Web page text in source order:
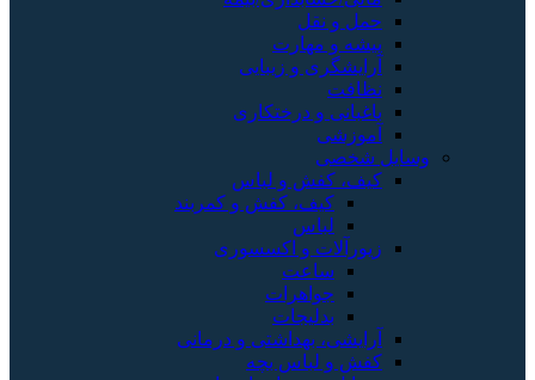
حمل و نقل
پیشه و مهارت
آرایشگری و زیبایی
نظافت
باغبانی و درختکاری
آموزشی
وسایل شخصی
کیف، کفش و لباس
کیف، کفش و کمربند
لباس
زیورآلات و اکسسوری
ساعت
جواهرات
بدلیجات
آرایشی، بهداشتی و درمانی
کفش و لباس بچه